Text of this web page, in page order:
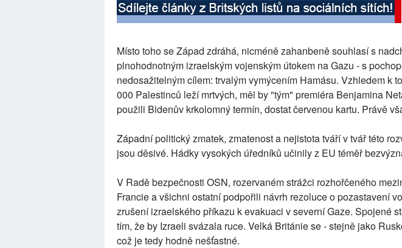
Místo toho se Západ zdráhá, nicméně zahanbeně souhlasí s
plnohodnotným izraelským vojenským útokem na Gazu - s
nedosažitelným cílem: trvalým vymýcením Hamásu. Vzhledem k
000 Palestinců leží mrtvých, měl by "tým" premiéra Benjamina
použili Bidenův krkolomný termín, dostat červenou kartu. Právě
Západní politický zmatek, zmatenost a nejistota tváří v tvář této
jsou děsivé. Hádky vysokých úředníků učinily z EU téměř
V Radě bezpečnosti OSN, rozervaném strážci rozhořčeného
Francie a všichni ostatní podpořili návrh rezoluce o pozastavení
zrušení izraelského příkazu k evakuaci v severní Gaze. Spojené
tím, že by Izraeli svázala ruce. Velká Británie se - stejně jako
což je tedy hodně nešťastné.